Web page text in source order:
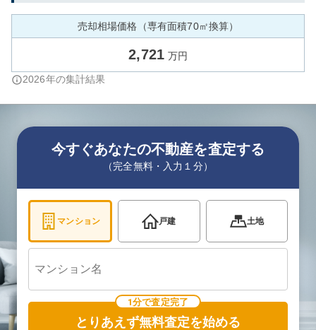
売却相場価格（専有面積70㎡換算）
2,721 万円
2026年の集計結果
今すぐあなたの不動産を査定する
（完全無料・入力１分）
マンション 戸建 土地
1分で査定完了
とりあえず無料査定を始める